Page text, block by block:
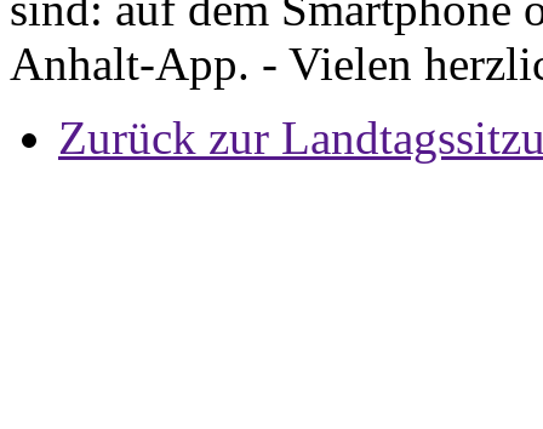
Anhalt-App. - Vielen
Zurück zur